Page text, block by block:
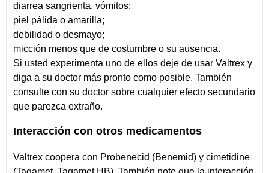
diarrea sangrienta, vómitos;
piel pálida o amarilla;
debilidad o desmayo;
micción menos que de costumbre o su ausencia.
Si usted experimenta uno de ellos deje de usar Valtrex y
diga a su doctor más pronto como posible. También
consulte con su doctor sobre cualquier efecto secundario
que parezca extraño.
Interacción con otros medicamentos
Valtrex coopera con Probenecid (Benemid) y cimetidine